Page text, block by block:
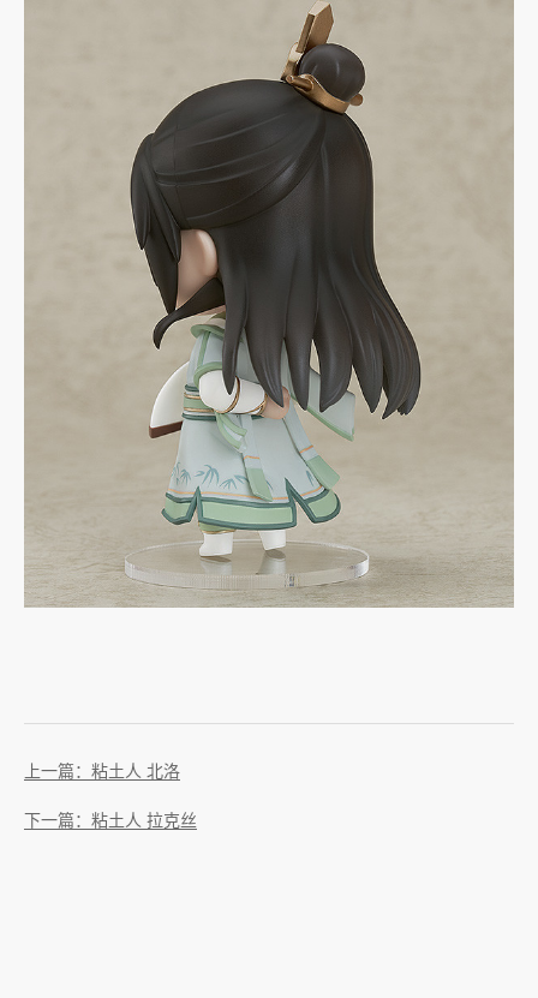
上一篇：粘土人 北洛
下一篇：粘土人 拉克丝